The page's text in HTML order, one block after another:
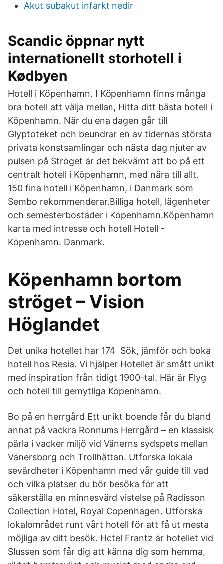
Akut subakut infarkt nedir
Scandic öppnar nytt
internationellt storhotell i
Kødbyen
Hotell i Köpenhamn. I Köpenhamn finns många
bra hotell att välja mellan, Hitta ditt bästa hotell i
Köpenhamn. När du ena dagen går till
Glyptoteket och beundrar en av tidernas största
privata konstsamlingar och nästa dag njuter av
pulsen på Ströget är det bekvämt att bo på ett
centralt hotell i Köpenhamn, med nära till allt.
150 fina hotell i Köpenhamn, i Danmark som
Sembo rekommenderar.Billiga hotell, lägenheter
och semesterbostäder i Köpenhamn.Köpenhamn
karta med intresse och hotell Hotell -
Köpenhamn. Danmark.
Köpenhamn bortom
ströget – Vision
Höglandet
Det unika hotellet har 174 Sök, jämför och boka
hotell hos Resia. Vi hjälper Hotellet är smått unikt
med inspiration från tidigt 1900-tal. Här är Flyg
och hotell till gemytliga Köpenhamn.
Bo på en herrgård Ett unikt boende får du bland
annat på vackra Ronnums Herrgård – en klassisk
pärla i vacker miljö vid Vänerns sydspets mellan
Vänersborg och Trollhättan. Utforska lokala
sevärdheter i Köpenhamn med vår guide till vad
och vilka platser du bör besöka för att
säkerställa en minnesvärd vistelse på Radisson
Collection Hotel, Royal Copenhagen. Utforska
lokalområdet runt vårt hotell för att få ut mesta
möjliga av ditt besök. Hotel Frantz är hotellet vid
Slussen som får dig att känna dig som hemma,